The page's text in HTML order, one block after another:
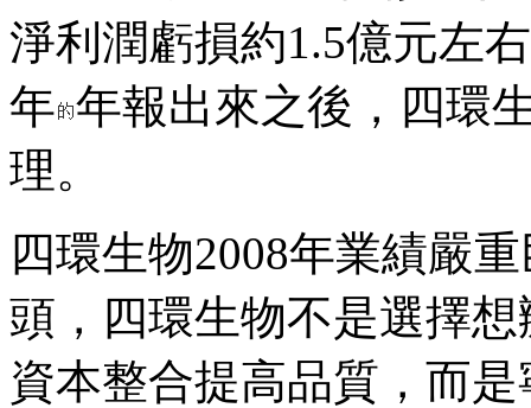
淨利潤虧損約1.5億元左
年 年報出來之後，四環
理。
四環生物2008年業績嚴
頭，四環生物不是選擇
資本整合提高品質，而